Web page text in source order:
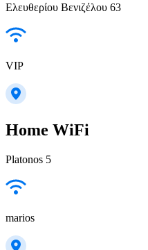
Ελευθερίου Βενιζέλου 63
VIP
Home WiFi
Platonos 5
marios